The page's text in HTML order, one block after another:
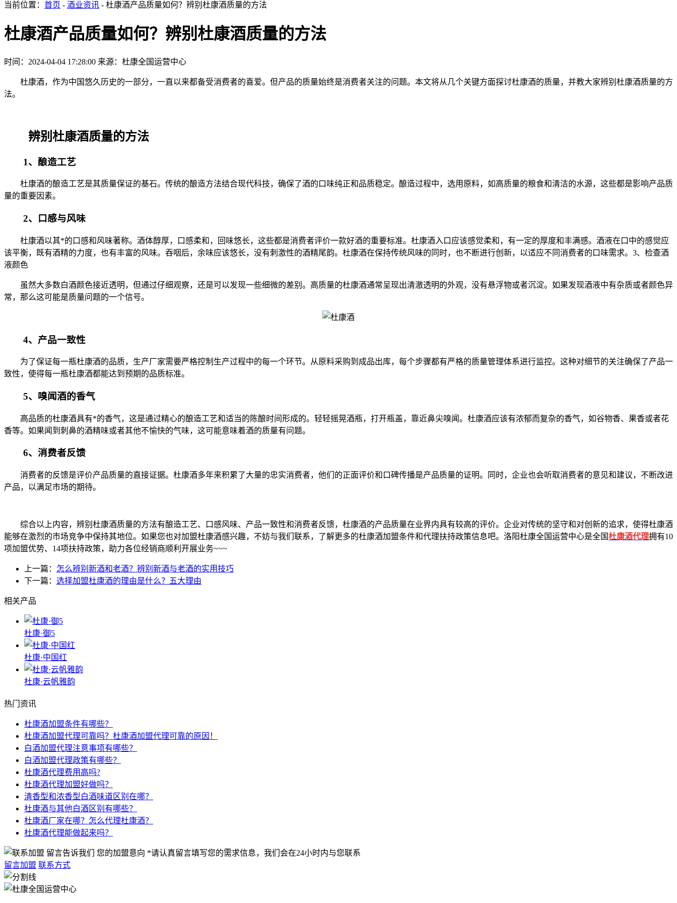
当前位置： 首页 - 酒业资讯 - 杜康酒产品质量如何？辨别杜康酒质量的方法
杜康酒产品质量如何？辨别杜康酒质量的方法
时间：2024-04-04 17:28:00 来源：杜康全国运营中心
杜康酒，作为中国悠久历史的一部分，一直以来都备受消费者的喜爱。但产品的质量始终是消费者关注的问题。本文将从几个关键方面探讨杜康酒的质量，并教大家辨别杜康酒质量的方
法。
辨别杜康酒质量的方法
1、酿造工艺
杜康酒的酿造工艺是其质量保证的基石。传统的酿造方法结合现代科技，确保了酒的口味纯正和品质稳定。酿造过程中，选用原料，如高质量的粮食和清洁的水源，这些都是影响产品质
量的重要因素。
2、口感与风味
杜康酒以其*的口感和风味著称。酒体醇厚，口感柔和，回味悠长，这些都是消费者评价一款好酒的重要标准。杜康酒入口应该感觉柔和，有一定的厚度和丰满感。酒液在口中的感觉应
该平衡，既有酒精的力度，也有丰富的风味。吞咽后，余味应该悠长，没有刺激性的酒精尾韵。杜康酒在保持传统风味的同时，也不断进行创新，以适应不同消费者的口味需求。3、检查酒
液颜色
虽然大多数白酒颜色接近透明，但通过仔细观察，还是可以发现一些细微的差别。高质量的杜康酒通常呈现出清澈透明的外观，没有悬浮物或者沉淀。如果发现酒液中有杂质或者颜色异
常，那么这可能是质量问题的一个信号。
4、产品一致性
为了保证每一瓶杜康酒的品质，生产厂家需要严格控制生产过程中的每一个环节。从原料采购到成品出库，每个步骤都有严格的质量管理体系进行监控。这种对细节的关注确保了产品一
致性，使得每一瓶杜康酒都能达到预期的品质标准。
5、嗅闻酒的香气
高品质的杜康酒具有*的香气，这是通过精心的酿造工艺和适当的陈酿时间形成的。轻轻摇晃酒瓶，打开瓶盖，靠近鼻尖嗅闻。杜康酒应该有浓郁而复杂的香气，如谷物香、果香或者花
香等。如果闻到刺鼻的酒精味或者其他不愉快的气味，这可能意味着酒的质量有问题。
6、消费者反馈
消费者的反馈是评价产品质量的直接证据。杜康酒多年来积累了大量的忠实消费者，他们的正面评价和口碑传播是产品质量的证明。同时，企业也会听取消费者的意见和建议，不断改进
产品，以满足市场的期待。
综合以上内容，辨别杜康酒质量的方法有酿造工艺、口感风味、产品一致性和消费者反馈，杜康酒的产品质量在业界内具有较高的评价。企业对传统的坚守和对创新的追求，使得杜康酒
能够在激烈的市场竞争中保持其地位。如果您也对加盟杜康酒感兴趣，不妨与我们联系，了解更多的杜康酒加盟条件和代理扶持政策信息吧。洛阳杜康全国运营中心是全国杜康酒代理拥有10
项加盟优势、14项扶持政策，助力各位经销商顺利开展业务~~~
上一篇： 怎么辨别新酒和老酒？辨别新酒与老酒的实用技巧
下一篇： 选择加盟杜康酒的理由是什么？五大理由
相关产品
杜康·御5
杜康·中国红
杜康·云帆雅韵
热门资讯
杜康酒加盟条件有哪些？
杜康酒加盟代理可靠吗？杜康酒加盟代理可靠的原因！
白酒加盟代理注意事项有哪些？
白酒加盟代理政策有哪些？
杜康酒代理费用高吗?
杜康酒代理加盟好做吗？
清香型和浓香型白酒味道区别在哪？
杜康酒与其他白酒区别有哪些？
杜康酒厂家在哪？怎么代理杜康酒？
杜康酒代理能做起来吗？
留言告诉我们 您的加盟意向 *请认真留言填写您的需求信息，我们会在24小时内与您联系
留言加盟 联系方式